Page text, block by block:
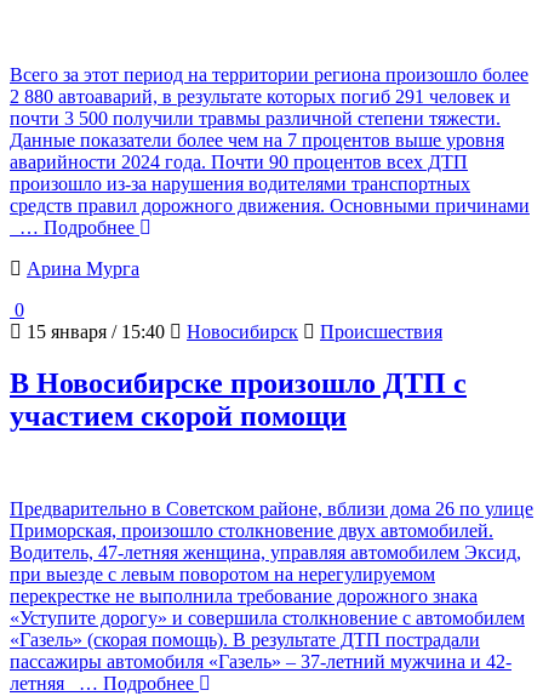
Всего за этот период на территории региона произошло более
2 880 автоаварий, в результате которых погиб 291 человек и
почти 3 500 получили травмы различной степени тяжести.
Данные показатели более чем на 7 процентов выше уровня
аварийности 2024 года. Почти 90 процентов всех ДТП
произошло из-за нарушения водителями транспортных
средств правил дорожного движения. Основными причинами
… Подробнее
Арина Мурга
0
15 января / 15:40
Новосибирск Происшествия
В Новосибирске произошло ДТП с
участием скорой помощи
Предварительно в Советском районе, вблизи дома 26 по улице
Приморская, произошло столкновение двух автомобилей.
Водитель, 47-летняя женщина, управляя автомобилем Эксид,
при выезде с левым поворотом на нерегулируемом
перекрестке не выполнила требование дорожного знака
«Уступите дорогу» и совершила столкновение с автомобилем
«Газель» (скорая помощь). В результате ДТП пострадали
пассажиры автомобиля «Газель» – 37-летний мужчина и 42-
летняя
… Подробнее